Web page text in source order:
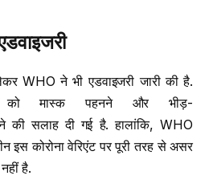
WHO ने भी एडवाइजरी जारी की है.
को मास्क पहनने और भीड़-
की सलाह दी गई है. हालांकि, WHO
इस कोरोना वेरिएंट पर पूरी तरह से असर
है.